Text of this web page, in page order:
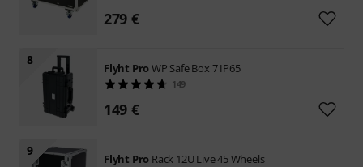
279 €
8
Flyht ProWP Safe Box 7 IP65
149
149 €
9
Flyht Pro Rack 12U Live 45 Wheels